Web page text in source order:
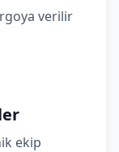
verilir
ekip